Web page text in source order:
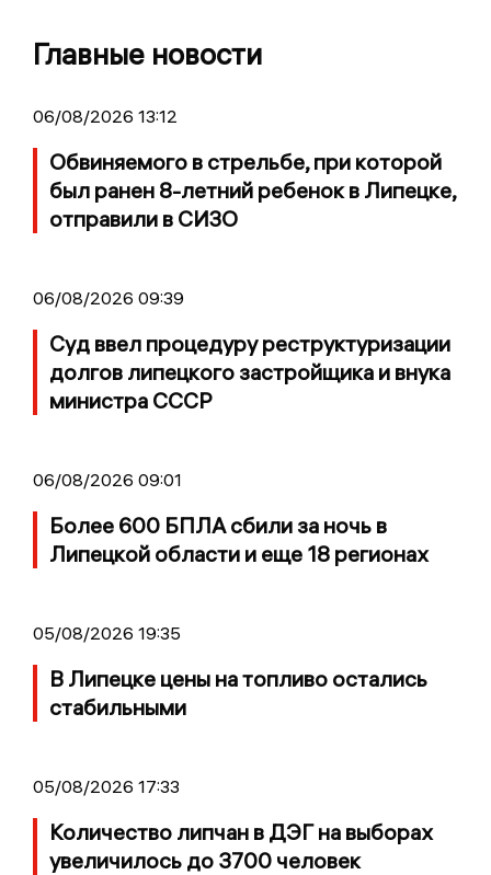
Главные новости
06/08/2026 13:12
Обвиняемого в стрельбе, при которой
был ранен 8-летний ребенок в Липецке,
отправили в СИЗО
06/08/2026 09:39
Суд ввел процедуру реструктуризации
долгов липецкого застройщика и внука
министра СССР
06/08/2026 09:01
Более 600 БПЛА сбили за ночь в
Липецкой области и еще 18 регионах
05/08/2026 19:35
В Липецке цены на топливо остались
стабильными
05/08/2026 17:33
Количество липчан в ДЭГ на выборах
увеличилось до 3700 человек